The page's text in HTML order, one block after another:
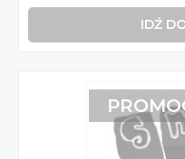
IDŹ